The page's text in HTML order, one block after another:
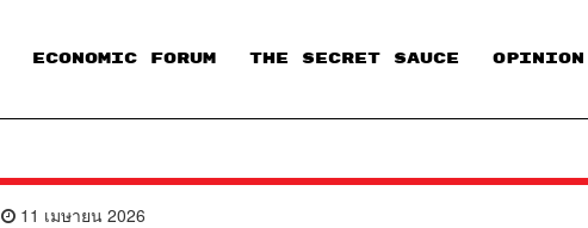
ECONOMIC FORUM THE SECRET SAUCE​ OPINION
11 เมษายน 2026